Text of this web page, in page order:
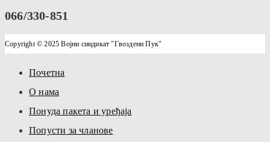
066/330-851
Copyright © 2025 Војни синдикат "Гвоздени Пук"
Почетна
О нама
Понуда пакета и уређаја
Попусти за чланове